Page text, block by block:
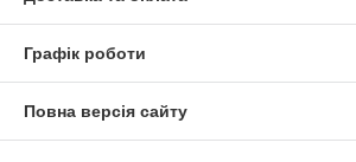
Графік роботи
Повна версія сайту